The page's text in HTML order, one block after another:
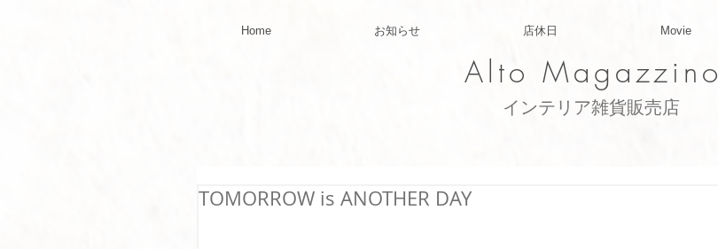
Home お知らせ 店休日 Movie
Alto Magazzino
​インテリア雑貨販売店
TOMORROW is ANOTHER DAY